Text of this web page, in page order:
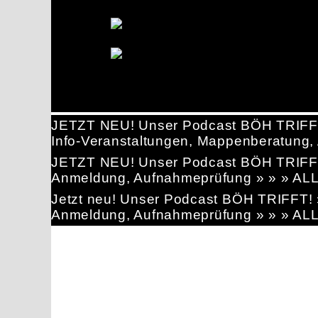
JETZT NEU! Unser Podcast BÖH
Info-Veranstaltungen,
JETZT NEU! Unser Podcast BÖH
Anmeldung, Aufnahmeprüfung » » »
Jetzt neu! Unser Podcast BÖH TRIFFT!
Anmeldung, Aufnahmeprüfung » » »